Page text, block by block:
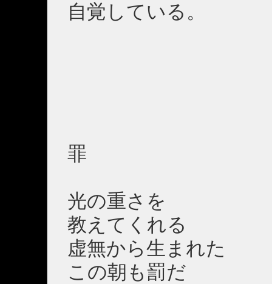
自覚している。
罪
光の重さを
教えてくれる
虚無から生まれた
この朝も罰だ